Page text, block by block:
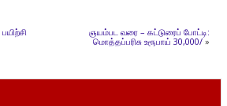
ஞயம்பட வரை – கட்டுரைப் போட்டி:
மொத்தப்பரிசு உரூபாய் 30,000/»